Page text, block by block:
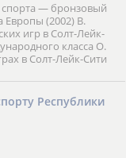
— бронзовый
Европы (2002) В.
игр в Солт-Лейк-
класса О.
в Солт-Лейк-Сити
Республики